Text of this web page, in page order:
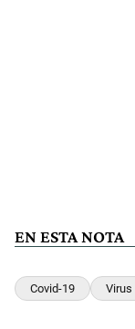
EN ESTA NOTA
Covid-19 Virus